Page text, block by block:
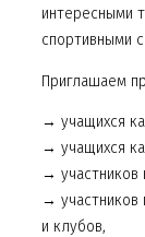
интересными
спортивными
Приглашаем
→ учащихся
→ учащихся
→ участников
→ участников
и клубов,